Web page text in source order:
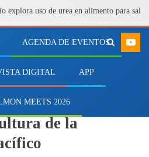
explora uso de urea en alimento para
AGENDA DE EVENTOS
DIGITAL APP
MEETS 2026
proyecto de
de la